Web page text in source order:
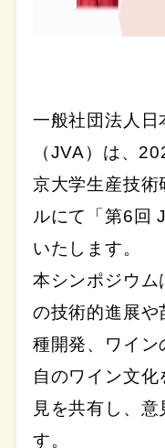
一般社団法人日
（JVA）は、
京大学生産技術
ルにて「第6回
いたします。
本シンポジウム
の技術的進展や
種開発、ワイン
自のワイン文
見を共有し、
す。